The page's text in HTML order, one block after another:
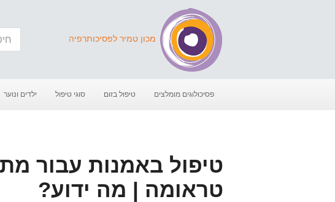
מכון טמיר לפסיכותרפיה
פסיכולוגים מומלצים טיפול בזום סוגי טיפול ילדים ונוער
טיפול באמנות עבור
טראומה | מה ידוע?